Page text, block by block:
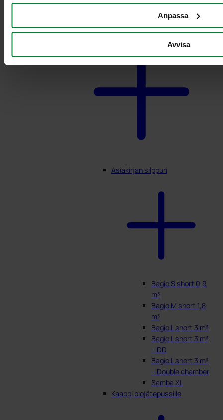
Anpassa
Avvisa
FZB
Lisävarusteet jätekäsittely sisätiloissa
Asiakirjan silppuri
Bagio S short 0,9
m³
Bagio M short 1,8
m³
Bagio L short 3 m³
Bagio L short 3 m³
– DD
Bagio L short 3 m³
– Double chamber
Samba XL
Kaappi biojätepussille